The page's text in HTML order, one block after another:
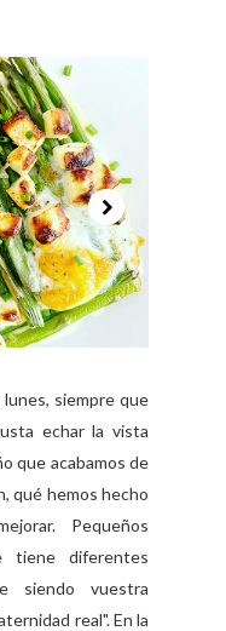
siempre que
echar la vista
que acabamos de
qué hemos hecho
Pequeños
tiene diferentes
siendo vuestra
real". En la